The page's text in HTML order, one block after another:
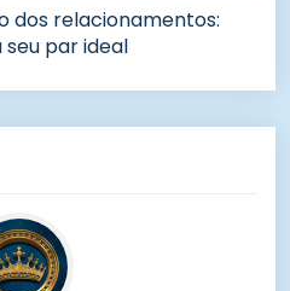
dos relacionamentos:
par ideal